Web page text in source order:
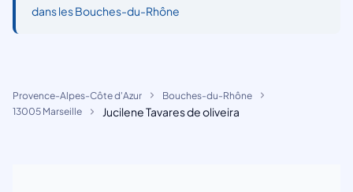
dans les Bouches-du-Rhône
Provence-Alpes-Côte d'Azur
Bouches-du-Rhône
13005 Marseille
Jucilene Tavares de oliveira